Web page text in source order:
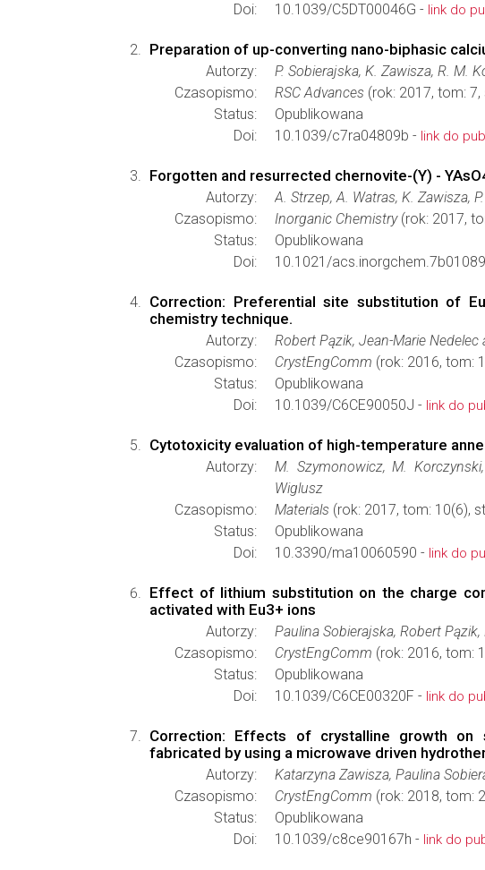
Doi:
10.1039/C5DT00046G - link do
Preparation of up-converting nano-biphasic
Autorzy:
P. Sobierajska, K. Zawisza, R. M.
Czasopismo:
RSC Advances (rok: 2017, tom:
Status:
Opublikowana
Doi:
10.1039/c7ra04809b - link do
Forgotten and resurrected chernovite-(Y) -
Autorzy:
A. Strzep, A. Watras, K. Zawisza,
Czasopismo:
Inorganic Chemistry(rok: 2017,
Status:
Opublikowana
Doi:
10.1021/
Correction: Preferential site substitution of
chemistry technique.
Autorzy:
Robert Pązik, Jean-Marie
Czasopismo:
CrystEngComm (rok: 2016, tom:
Status:
Opublikowana
Doi:
10.1039/C6CE90050J - link do
Cytotoxicity evaluation of high-temperature
Autorzy:
M. Szymonowicz, M.
Wiglusz
Czasopismo:
Materials (rok: 2017, tom: 10(6),
Status:
Opublikowana
Doi:
10.3390/ma10060590 - link do
Effect of lithium substitution on the charge
activated with Eu3+ ions
Autorzy:
Paulina Sobierajska, Robert
Czasopismo:
CrystEngComm (rok: 2016, tom:
Status:
Opublikowana
Doi:
10.1039/C6CE00320F - link do
Correction: Effects of crystalline growth on
fabricated by using a microwave driven
Autorzy:
Katarzyna Zawisza, Paulina
Czasopismo:
CrystEngComm (rok: 2018, tom:
Status:
Opublikowana
Doi:
10.1039/c8ce90167h - link do